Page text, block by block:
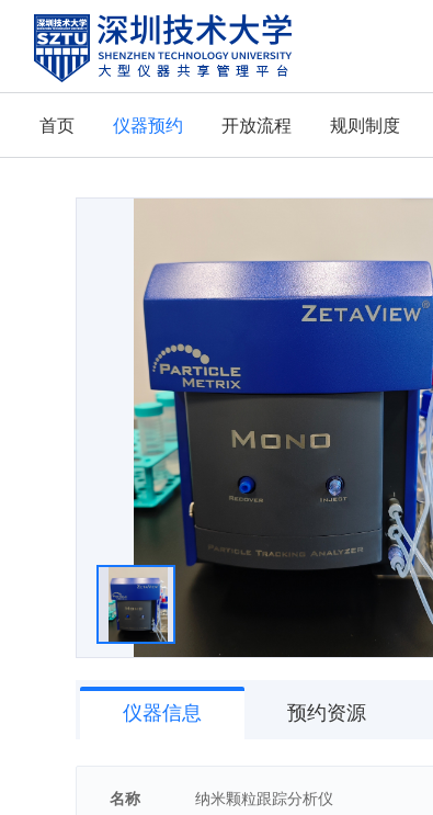
首页 仪器预约 开放流程 规则制度
仪器信息 预约资源
名称 纳米颗粒跟踪分析仪